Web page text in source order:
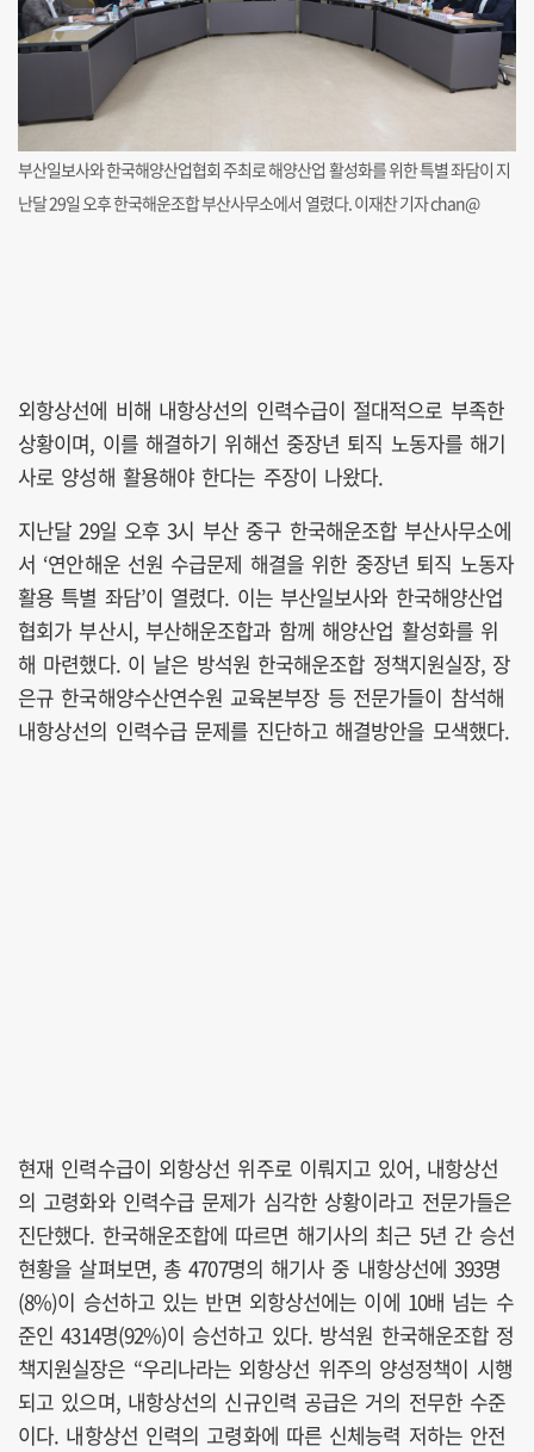
부산일보사와 한국해양산업협회 주최로 해양산업 활성화를 위한 특별 좌담이 지
난달 29일 오후 한국해운조합 부산사무소에서 열렸다. 이재찬 기자 chan@
외항상선에 비해 내항상선의 인력수급이 절대적으로 부족한
상황이며, 이를 해결하기 위해선 중장년 퇴직 노동자를 해기
사로 양성해 활용해야 한다는 주장이 나왔다.
지난달 29일 오후 3시 부산 중구 한국해운조합 부산사무소에
서 ‘연안해운 선원 수급문제 해결을 위한 중장년 퇴직 노동자
활용 특별 좌담’이 열렸다. 이는 부산일보사와 한국해양산업
협회가 부산시, 부산해운조합과 함께 해양산업 활성화를 위
해 마련했다. 이 날은 방석원 한국해운조합 정책지원실장, 장
은규 한국해양수산연수원 교육본부장 등 전문가들이 참석해
내항상선의 인력수급 문제를 진단하고 해결방안을 모색했다.
현재 인력수급이 외항상선 위주로 이뤄지고 있어, 내항상선
의 고령화와 인력수급 문제가 심각한 상황이라고 전문가들은
진단했다. 한국해운조합에 따르면 해기사의 최근 5년 간 승선
현황을 살펴보면, 총 4707명의 해기사 중 내항상선에 393명
(8%)이 승선하고 있는 반면 외항상선에는 이에 10배 넘는 수
준인 4314명(92%)이 승선하고 있다. 방석원 한국해운조합 정
책지원실장은 “우리나라는 외항상선 위주의 양성정책이 시행
되고 있으며, 내항상선의 신규인력 공급은 거의 전무한 수준
이다. 내항상선 인력의 고령화에 따른 신체능력 저하는 안전